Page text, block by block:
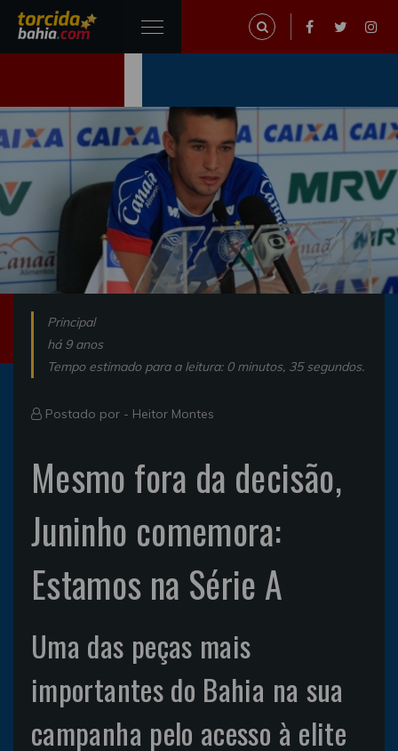
Principal
há 9 anos
Tempo estimado para a leitura: 0 minutos, 35 segundos.
Postado por - Heitor Montes
Mesmo fora da decisão,
Juninho comemora:
Estamos na Série A
Uma das peças mais
importantes do Bahia na sua
campanha pelo acesso à elite